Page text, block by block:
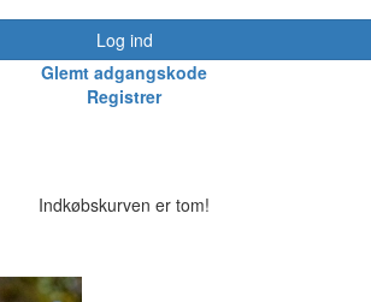
Log ind
Glemt adgangskode
Registrer
Indkøbskurven er tom!